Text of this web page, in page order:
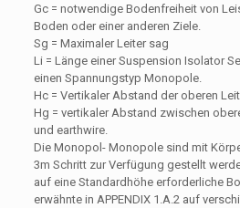
Gc = notwendige Bodenfreiheit von
Boden oder einer anderen Ziele.
Sg = Maximaler Leiter sag
Li = Länge einer Suspension Isolator
einen Spannungstyp Monopole.
Hc = Vertikaler Abstand der oberen
Hg = vertikaler Abstand zwischen
und earthwire.
Die Monopol- Monopole sind mit
3m Schritt zur Verfügung gestellt
auf eine Standardhöhe erforderliche
erwähnte in APPENDIX 1.A.2 auf